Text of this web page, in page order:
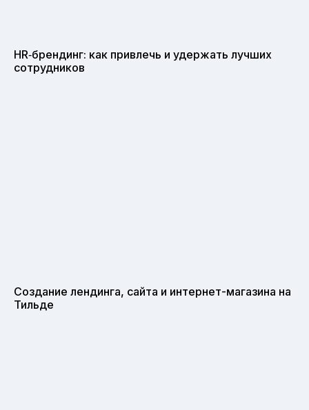
HR‑брендинг: как привлечь и удержать лучших
сотрудников
Создание лендинга, сайта и интернет-магазина на
Тильде